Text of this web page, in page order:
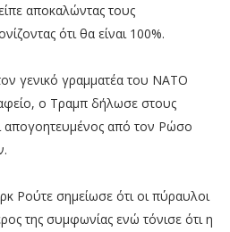
αποκαλώντας τους
ότι θα είναι 100%.
γενικό γραμματέα του ΝΑΤΟ
ο Τραμπ δήλωσε στους
απογοητευμένος από τον Ρώσο
Ρούτε σημείωσε ότι οι πύραυλοι
της συμφωνίας ενώ τόνισε ότι η